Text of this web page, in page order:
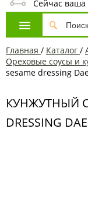
Сейчас ваша
Главная / Каталог /
Ореховые соусы и
sesame dressing
КУНЖУТНЫЙ
DRESSING